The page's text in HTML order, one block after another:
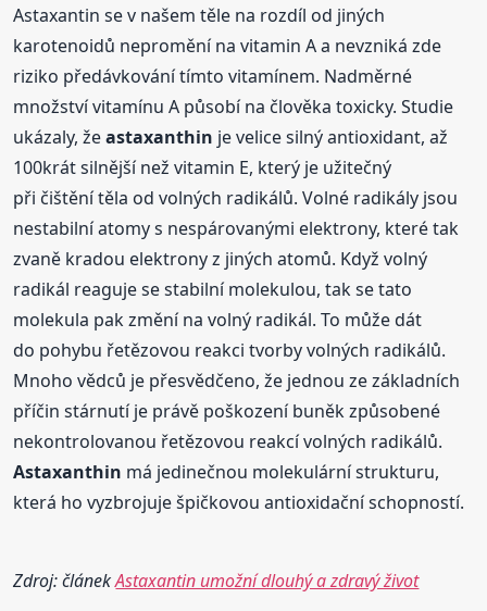
Astaxantin se v našem těle na rozdíl od jiných
karotenoidů nepromění na vitamin A a nevzniká zde
riziko předávkování tímto vitamínem. Nadměrné
množství vitamínu A působí na člověka toxicky. Studie
ukázaly, žeastaxanthin je velice silný antioxidant, až
100krát silnější než vitamin E, který je užitečný
při čištění těla od volných radikálů. Volné radikály jsou
nestabilní atomy s nespárovanými elektrony, které tak
zvaně kradou elektrony z jiných atomů. Když volný
radikál reaguje se stabilní molekulou, tak se tato
molekula pak změní na volný radikál. To může dát
do pohybu řetězovou reakci tvorby volných radikálů.
Mnoho vědců je přesvědčeno, že jednou ze základních
příčin stárnutí je právě poškození buněk způsobené
nekontrolovanou řetězovou reakcí volných radikálů.
Astaxanthin má jedinečnou molekulární strukturu,
která ho vyzbrojuje špičkovou antioxidační schopností.
Zdroj: článekAstaxantin umožní dlouhý a zdravý život